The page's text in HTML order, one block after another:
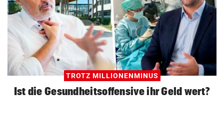
TROTZ MILLIONENMINUS
Ist die Gesundheitsoffensive ihr Geld wert?